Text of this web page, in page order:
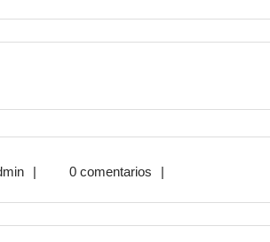
admin
| 0 comentarios |